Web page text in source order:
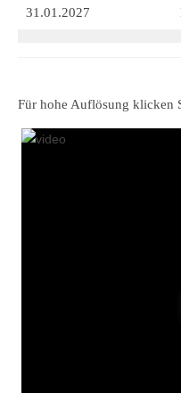
31.01.2027
Für hohe Auflösung klicken